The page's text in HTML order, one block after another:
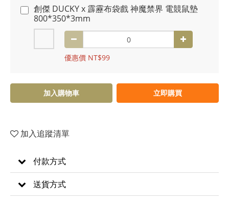
創傑 DUCKY x 霹靂布袋戲 神魔禁界 電競鼠墊
800*350*3mm
優惠價 NT$99
加入購物車 立即購買
加入追蹤清單
付款方式
送貨方式